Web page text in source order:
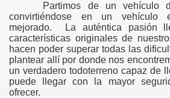
Partimos de un vehículo
convirtiéndose en un vehículo
mejorado.
La auténtica pasión
características originales de
hacen poder superar todas las
plantear allí por donde nos
un verdadero todoterreno capaz de
puede llegar con la mayor
ofrecer.